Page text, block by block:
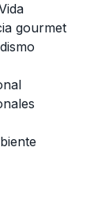
gourmet